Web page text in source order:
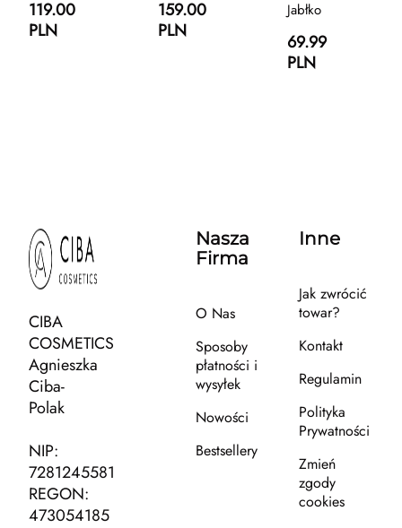
119.00
PLN
159.00
PLN
Jabłko
69.99
PLN
CIBA
COSMETICS
Agnieszka
Ciba-
Polak
NIP:
7281245581
REGON:
473054185
Nasza
Firma
O Nas
Sposoby
płatności i
wysyłek
Nowości
Bestsellery
Inne
Jak zwrócić
towar?
Kontakt
Regulamin
Polityka
Prywatności
Zmień
zgody
cookies